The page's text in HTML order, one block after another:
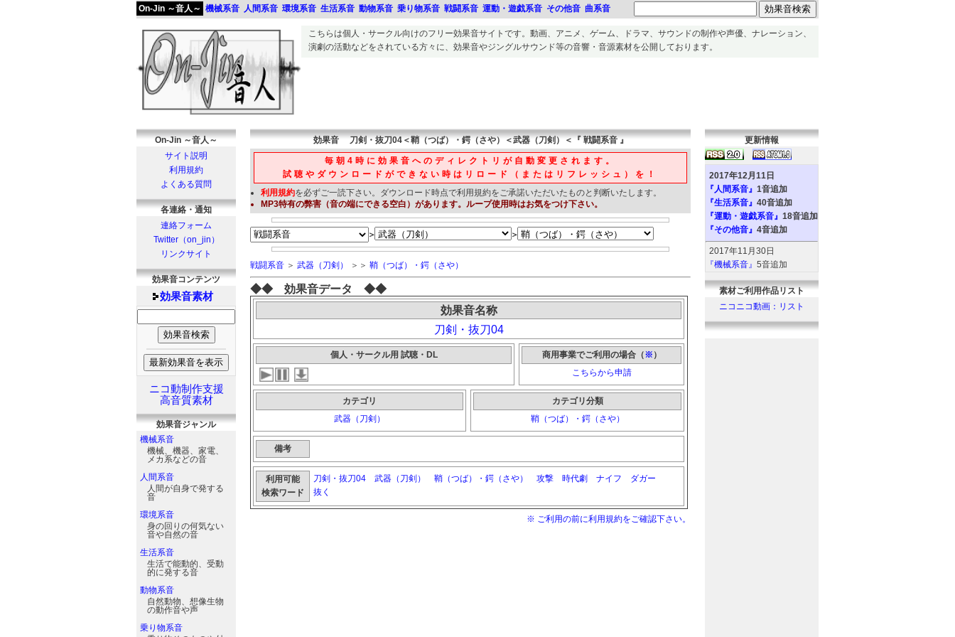
こちらは個人・サークル向けのフリー効果音サイトです。 動画、アニメ、ゲーム、ドラマ、サウンドの制作や声優、ナレーション、
演劇の活動などをされている方々に、 効果音やジングルサウンド等の音響・音源素材を公開しております。
On-Jin ～音人～
サイト説明
利用規約
よくある質問
各連絡・通知
連絡フォーム
Twitter（on_jin）
リンクサイト
効果音コンテンツ
効果音素材
ニコ動制作支援
高音質素材
効果音ジャンル
機械系音
機械、機器、家電、
メカ系などの音
人間系音
人間が自身で発する
音
環境系音
身の回りの何気ない
音や自然の音
生活系音
生活で能動的、受動
的に発する音
動物系音
自然動物、想像生物
の動作音や声
乗り物系音
効果音刀剣・抜刀04＜鞘（つば）・鍔（さや）＜武器（刀剣）＜『 戦闘系音 』
毎朝4時に効果音へのディレクトリが自動変更されます。
試聴やダウンロードができない時はリロード（またはリフレッシュ）を！
利用規約を必ずご一読下さい。 ダウンロード時点で利用規約をご承諾いただいたものと判断いたします。
MP3特有の弊害（音の端にできる空白）があります。ループ使用時はお気をつけ下さい。
＞ ＞
戦闘系音 ＞ 武器（刀剣） ＞＞ 鞘（つば）・鍔（さや）
◆◆ 効果音データ ◆◆
効果音名称
刀剣・抜刀04
個人・サークル用 試聴・DL 商用事業でご利用の場合（※ ）
こちらから申請
カテゴリ
武器（刀剣）
カテゴリ分類
鞘（つば）・鍔（さや）
備考
利用可能
検索ワード
刀剣・抜刀04 武器（刀剣） 鞘（つば）・鍔（さや） 攻撃 時代劇 ナイフ
ダガー
抜く
※ ご利用の前に利用規約をご確認下さい。
更新情報
2017年12月11日
『人間系音』 1音追加
『生活系音』 40音追加
『運動・遊戯系音』 18音追加
『その他音』 4音追加
2017年11月30日
『機械系音』 5音追加
『人間系音』2音追加
『環境系音』6音追加
『動物系音』6音追加
素材ご利用作品リスト
ニコニコ動画：リスト
On-Jin ～音人～ 機械系音 人間系音 環境系音 生活系音 動物系音 乗り物系音 戦闘系音 運動・遊戯系音 その他音 曲系音